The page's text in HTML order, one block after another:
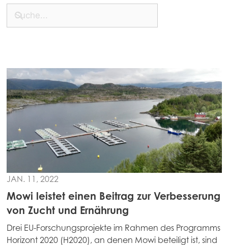
Asia
Mowi China
Mowi Korea
Mowi Taiwan
Europe
Mowi Belgium (FR)
Mowi Czechia (CZ)
Mowi Czechia (EN)
Mowi France
JAN. 11, 2022
Mowi leistet einen Beitrag zur Verbesserung
von Zucht und Ernährung
Drei EU-Forschungsprojekte im Rahmen des Programms
Horizont 2020 (H2020), an denen Mowi beteiligt ist, sind